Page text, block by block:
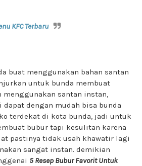
KFC Terbaru
buat menggunakan bahan santan
untuk bunda membuat
menggunakan santan instan,
dengan mudah bisa bunda
terdekat di kota bunda, jadi untuk
bubur tapi kesulitan karena
pastinya tidak usah khawatir lagi
sangat instan. demikian
5 Resep Bubur Favorit Untuk